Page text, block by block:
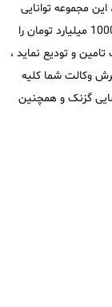
مجموعه توانایی
آنرا داشته که سند های ملکی از 1 میلیارد تومان تا 1000 میلیارد تومان را
و تودیع نماید ،
وکالت شما کلیه
گزنک و همچنین